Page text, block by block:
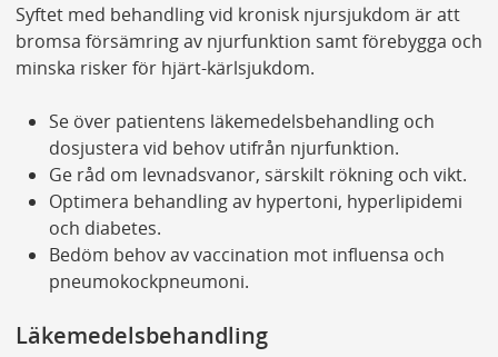
Syftet med behandling vid kronisk njursjukdom är att
bromsa försämring av njurfunktion samt förebygga och
minska risker för hjärt-kärlsjukdom.
Se över patientens läkemedelsbehandling och
dosjustera vid behov utifrån njurfunktion.
Ge råd om levnadsvanor, särskilt rökning och vikt.
Optimera behandling av hypertoni, hyperlipidemi
och diabetes.
Bedöm behov av vaccination mot influensa och
pneumokockpneumoni.
Läkemedelsbehandling